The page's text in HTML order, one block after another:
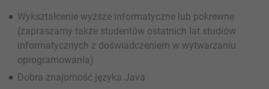
Wykształcenie wyższe informatyczne lub pokrewne
(zapraszamy także studentów ostatnich lat studiów
informatycznych z doświadczeniem w wytwarzaniu
oprogramowania)
Dobra znajomość języka Java